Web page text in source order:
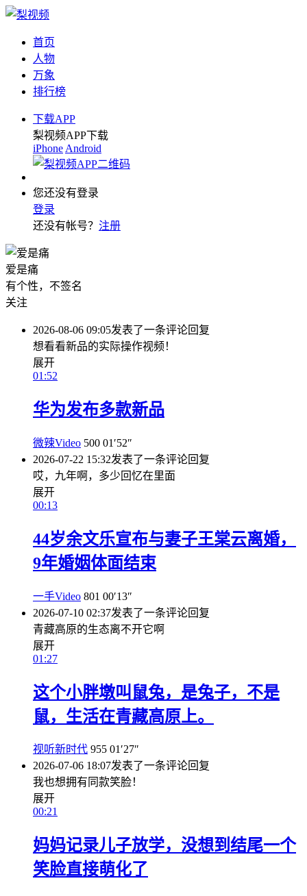
首页
人物
万象
排行榜
下载APP
梨视频APP下载
iPhone Android
您还没有登录
登录
还没有帐号？ 注册
爱是痛
有个性，不签名
关注
2026-08-06 09:05发表了一条评论回复
想看看新品的实际操作视频！
展开
01:52
华为发布多款新品
微辣Video 500 01′52″
2026-07-22 15:32发表了一条评论回复
哎，九年啊，多少回忆在里面
展开
00:13
44岁余文乐宣布与妻子王棠云离婚，
9年婚姻体面结束
一手Video 801 00′13″
2026-07-10 02:37发表了一条评论回复
青藏高原的生态离不开它啊
展开
01:27
这个小胖墩叫鼠兔，是兔子，不是
鼠，生活在青藏高原上。
视听新时代 955 01′27″
2026-07-06 18:07发表了一条评论回复
我也想拥有同款笑脸！
展开
00:21
妈妈记录儿子放学，没想到结尾一个
笑脸直接萌化了